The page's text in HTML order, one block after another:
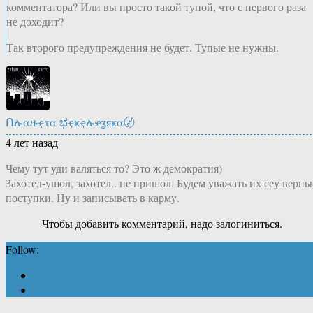
комментатора? Или вы просто такой тупой, что с первого раза
не доходит?
Так второго предупреждения не будет. Тупые не нужны.
Ոሉαዙҿτα ಭҿҝҿሉҿʓяҝα〄
4 лет назад
Чему тут уди валяться то? Это ж демократия)
Захотел-ушол, захотел.. не пришол. Будем уважать их сеу
поступки. Ну и записывать в карму.
Чтобы добавить комментарий, надо залогиниться.
Follow: